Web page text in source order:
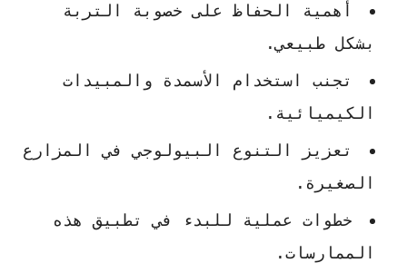
أهمية الحفاظ على خصوبة التربة
بشكل طبيعي.
تجنب استخدام الأسمدة والمبيدات
الكيميائية.
تعزيز التنوع البيولوجي في المزارع
الصغيرة.
خطوات عملية للبدء في تطبيق هذه
الممارسات.